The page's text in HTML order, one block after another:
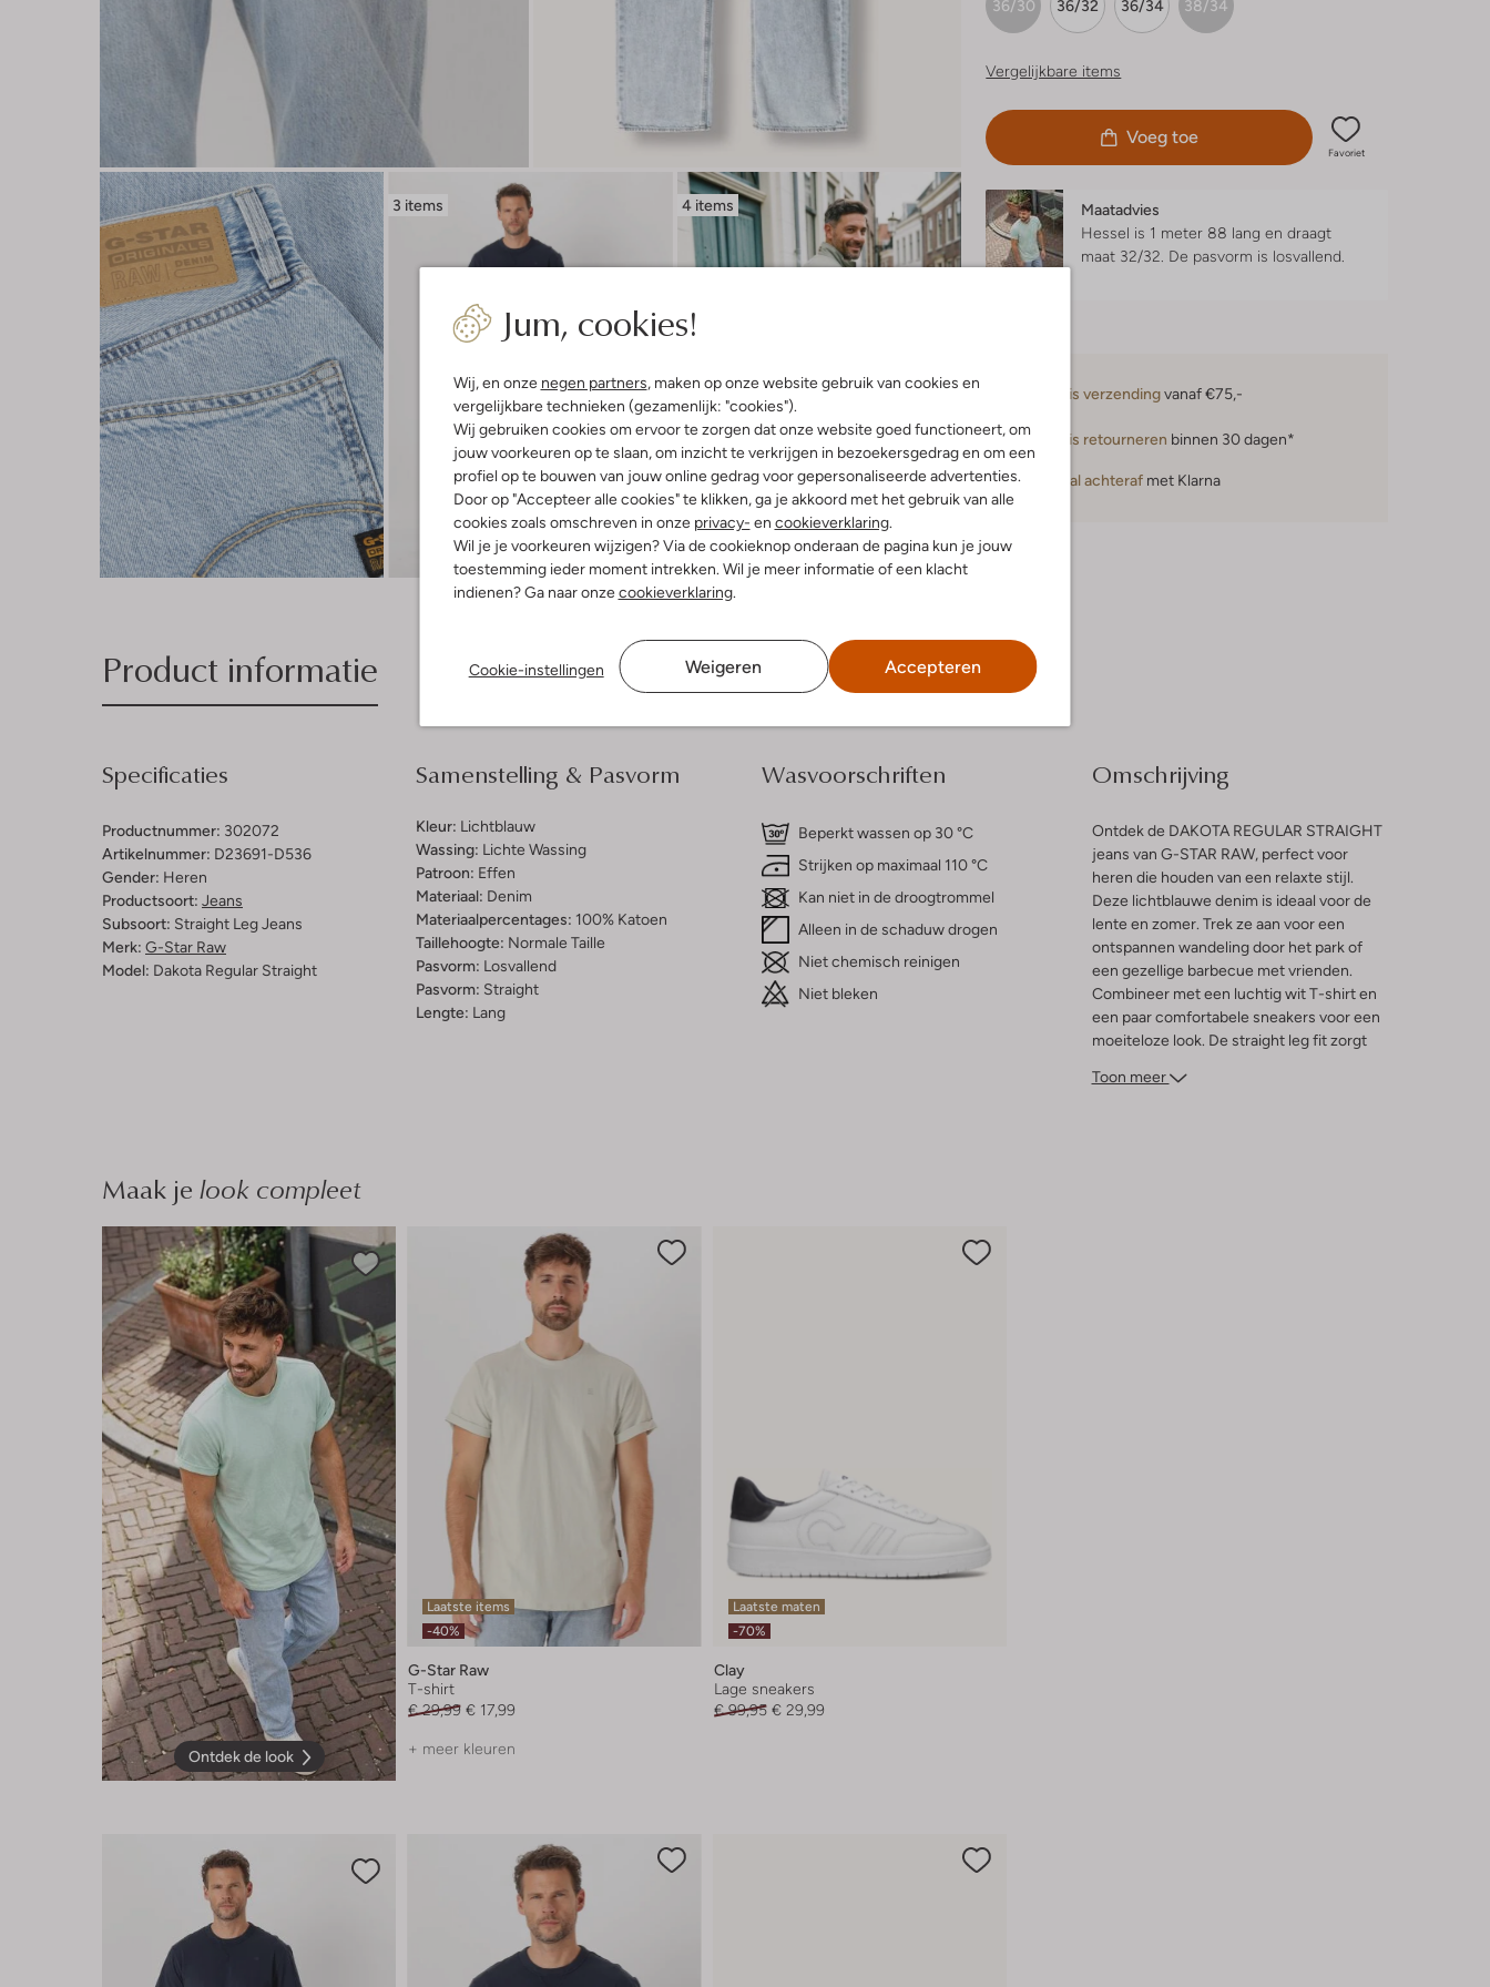
Jum, cookies!
Wij, en onze negen partners, maken op onze website gebruik van cookies en
vergelijkbare technieken (gezamenlijk: "cookies").
Wij gebruiken cookies om ervoor te zorgen dat onze website goed functioneert, om
jouw voorkeuren op te slaan, om inzicht te verkrijgen in bezoekersgedrag en om een
profiel op te bouwen van jouw online gedrag voor gepersonaliseerde advertenties.
Door op "Accepteer alle cookies" te klikken, ga je akkoord met het gebruik van alle
cookies zoals omschreven in onze privacy- en cookieverklaring.
Wil je je voorkeuren wijzigen? Via de cookieknop onderaan de pagina kun je jouw
toestemming ieder moment intrekken. Wil je meer informatie of een klacht
indienen? Ga naar onzecookieverklaring.
Cookie-instellingen Weigeren Accepteren
3 items
Ontdek de look
4 items
Ontdek de look
36/30 36/32 36/34 38/34
Vergelijkbare items
Voeg toe
Favoriet
Maatadvies
Hessel is 1 meter 88 lang en draagt
maat 32/32. De pasvorm is losvallend.
Gratis verzendingvanaf €75,-
Gratis retourneren binnen 30 dagen*
Betaal achteraf met Klarna
Product informatie Bezorgen & retourneren
Specificaties
Productnummer: 302072
Artikelnummer: D23691-D536
Gender: Heren
Productsoort: Jeans
Subsoort: Straight Leg Jeans
Merk: G-Star Raw
Model: Dakota Regular Straight
Samenstelling & Pasvorm
Kleur: Lichtblauw
Wassing: Lichte Wassing
Patroon: Effen
Materiaal: Denim
Materiaalpercentages: 100% Katoen
Taillehoogte: Normale Taille
Pasvorm: Losvallend
Pasvorm: Straight
Lengte: Lang
Wasvoorschriften
Beperkt wassen op 30 °C
Strijken op maximaal 110 °C
Kan niet in de droogtrommel
Alleen in de schaduw drogen
Niet chemisch reinigen
Niet bleken
Omschrijving
Ontdek de DAKOTA REGULAR STRAIGHT
jeans van G-STAR RAW, perfect voor
heren die houden van een relaxte stijl.
Deze lichtblauwe denim is ideaal voor de
lente en zomer. Trek ze aan voor een
ontspannen wandeling door het park of
een gezellige barbecue met vrienden.
Combineer met een luchtig wit T-shirt en
een paar comfortabele sneakers voor een
moeiteloze look. De straight leg fit zorgt
gelegenheid past. Geniet van de
Toon meer
Maak je look compleet
Ontdek de look
Laatste items
-40%
G-Star Raw
T-shirt
€ 29,99 € 17,99
+ meer kleuren
Laatste maten
-70%
Clay
Lage sneakers
€ 99,95 € 29,99